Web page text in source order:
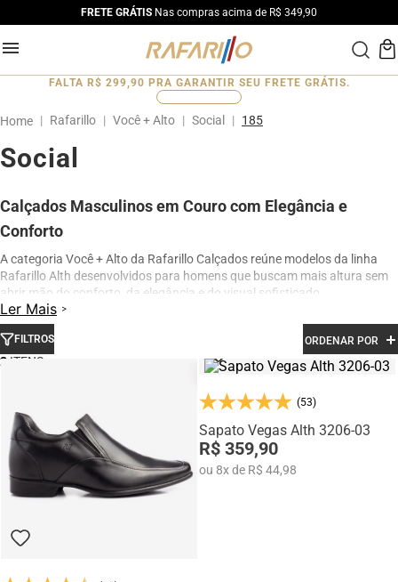
FRETE GRÁTIS Nas compras acima de R$ 349,90
FALTA R$ 299,90 PRA GARANTIR SEU FRETE GRÁTIS.
0
Rafarillo Você + Alto Social 185
Social
Calçados Masculinos em Couro com Elegância e
Conforto
A categoria Você + Alto da Rafarillo Calçados reúne modelos da linha
Rafarillo Alth desenvolvidos para homens que buscam mais altura sem
abrir mão do conforto, da elegância e do visual sofisticado.
Os calçados contam com elevação interna de até 7 cm, proporcionando
aumento de altura de forma discreta e natural. Produzidos em couro
legítimo e com acabamento premium, os modelos oferecem excelente
conforto para uso diário, além de design moderno para ocasiões sociais,
Na categoria Você + Alto, você encontra sapatos sociais, casuais,
mocassins e sapatênis com tecnologia de elevação interna,
desenvolvidos para garantir mais confiança, postura e estilo em
qualquer momento do dia.
Ler Mais
FILTROS ORDENAR POR
2
(53)
Sapato Vegas Alth 3206-03
R$ 359,90
ou 8xde R$ 44,98